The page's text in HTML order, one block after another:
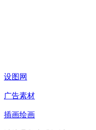
设图网
广告素材
插画绘画